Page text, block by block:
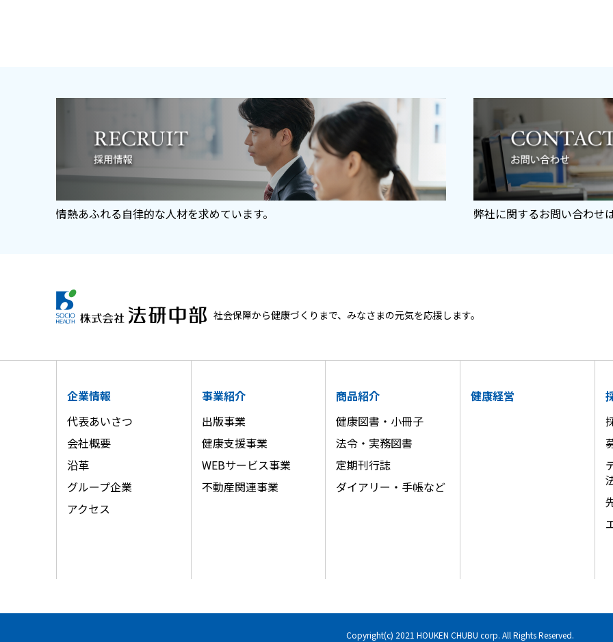
情熱あふれる自律的な人材を求めています。 弊社に関するお問い合わせ
社会保障から健康づくりまで、 みなさまの元気を応援します。
企業情報
代表あいさつ
会社概要
沿革
グループ企業
アクセス
事業紹介
出版事業
健康支援事業
WEBサービス事業
不動産関連事業
商品紹介
健康図書・小冊子
法令・実務図書
定期刊行誌
ダイアリー・手帳など
健康経営
Copyright(c) 2021 HOUKEN CHUBU corp. All Rights Reserved.